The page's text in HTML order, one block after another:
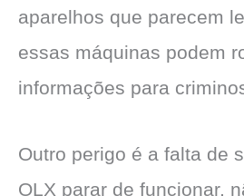
aparelhos que parecem
essas máquinas podem
informações para
Outro perigo é a falta de
OLX parar de funcionar,